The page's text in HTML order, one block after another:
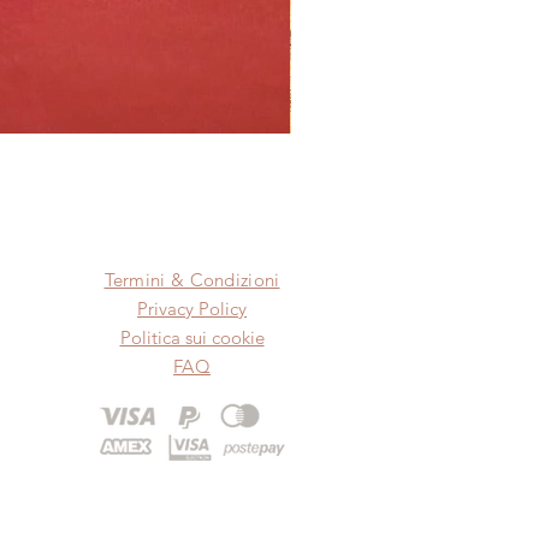
Termini & Condizioni
Privacy Policy
Politica sui cookie
FAQ